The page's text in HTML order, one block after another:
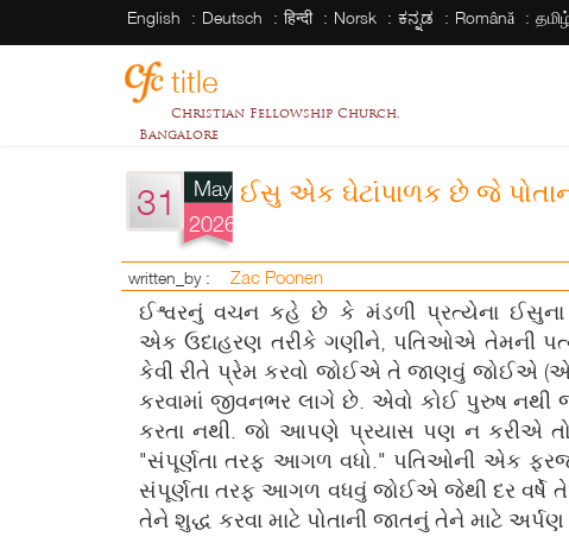
English Deutsch हिन्दी Norsk ಕನ್ನಡ Română
title
Christian Fellowship Church,
Bangalore
31
May
2026
ઈસુ એક ઘેટાંપાળક છે જે
written_by : Zac Poonen
ઈશ્વરનું વચન કહે છે કે મંડળી પ્રત્યેના
એક ઉદાહરણ તરીકે ગણીને, પતિઓએ તેમની
કેવી રીતે પ્રેમ કરવો જોઈએ તે જાણવું જોઈએ
કરવામાં જીવનભર લાગે છે. એવો કોઈ પુરુષ નથી
કરતા નથી. જો આપણે પ્રયાસ પણ ન કરીએ
"સંપૂર્ણતા તરફ આગળ વધો." પતિઓની એક
સંપૂર્ણતા તરફ આગળ વધવું જોઈએ જેથી દર વર્ષે
તેને શુદ્ધ કરવા માટે પોતાની જાતનું તેને માટે અર્પણ